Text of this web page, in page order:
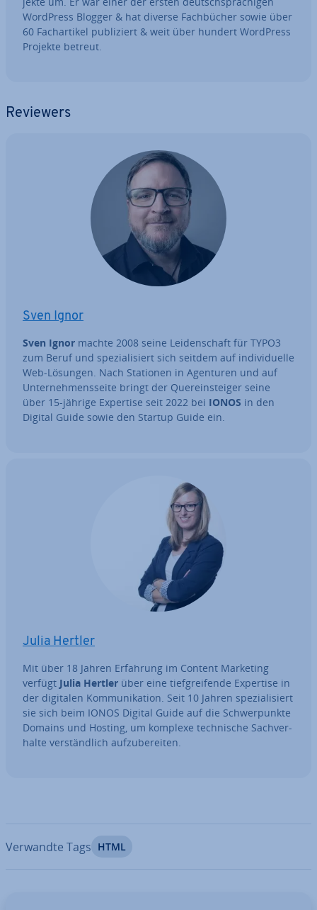
WordPress Blogger & hat diverse Fach­bü­cher sowie über
60 Fach­ar­ti­kel pu­bli­ziert & weit über hundert WordPress
Projekte betreut.
Reviewers
Sven Ignor
Sven Ignor machte 2008 seine Lei­den­schaft für TYPO3
zum Beruf und spe­zia­li­siert sich seitdem auf in­di­vi­du­el­le
Web-Lösungen. Nach Stationen in Agenturen und auf
Un­ter­neh­mens­sei­te bringt der Quer­ein­stei­ger seine
über 15-jährige Expertise seit 2022 bei IONOS in den
Digital Guide sowie den Startup Guide ein.
Julia Hertler
Mit über 18 Jahren Erfahrung im Content Marketing
verfügt Julia Hertler über eine tief­grei­fen­de Expertise in
der digitalen Kom­mu­ni­ka­ti­on. Seit 10 Jahren spe­zia­li­siert
sie sich beim IONOS Digital Guide auf die Schwer­punk­te
Domains und Hosting, um komplexe tech­ni­sche Sach­ver­
hal­te ver­ständ­lich auf­zu­be­rei­ten.
Verwandte Tags HTML